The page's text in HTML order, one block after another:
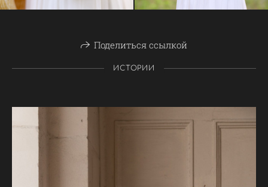
Поделиться ссылкой
ИСТОРИИ